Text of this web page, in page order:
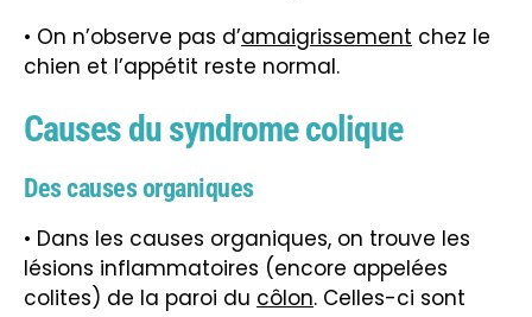
• On n’observe pas d’amaigrissement chez le
chien et l’appétit reste normal.
Causes du syndrome colique
Des causes organiques
• Dans les causes organiques, on trouve les
lésions inflammatoires (encore appelées
colites) de la paroi du côlon. Celles-ci sont